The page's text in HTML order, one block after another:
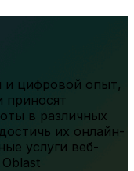
цифровой опыт,
приносят
в различных
их онлайн-
услуги веб-